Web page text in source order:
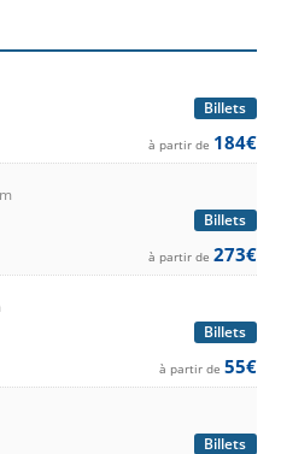
etHull, la
longue et difficile, sauf
tout comme des émotions
League n'est pas le
très vite au Royaume-Uni en
de Premier Leaguesera
N’hésitez plus et achetez vos
pour assister à un match de
stades pleins à craquer et
: Premier League.
Billets
à partir de 184€
Billets
à partir de 273€
Billets
à partir de 55€
Billets